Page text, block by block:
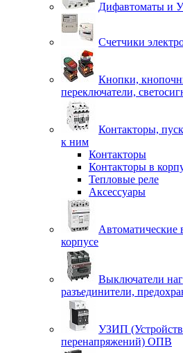
Дифавтоматы и
Счетчики
Кнопки,
переключатели,
Контакторы,
к ним
Контакторы
Контакторы в
Тепловые реле
Аксессуары
Автоматические
корпусе
Выключатели
разъединители,
УЗИП
перенапряжений) ОПВ